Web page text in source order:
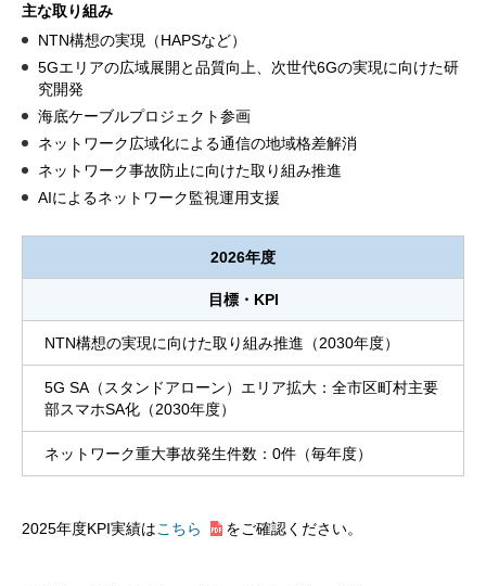
主な取り組み
NTN構想の実現（HAPSなど）
5Gエリアの広域展開と品質向上、次世代6Gの実現に向けた研
究開発
海底ケーブルプロジェクト参画
ネットワーク広域化による通信の地域格差解消
ネットワーク事故防止に向けた取り組み推進
AIによるネットワーク監視運用支援
2026年度
目標・KPI
NTN構想の実現に向けた取り組み推進（2030年度）
5G SA（スタンドアローン）エリア拡大：全市区町村主要
部スマホSA化（2030年度）
ネットワーク重大事故発生件数：0件（毎年度）
2025年度KPI実績はこちら をご確認ください。